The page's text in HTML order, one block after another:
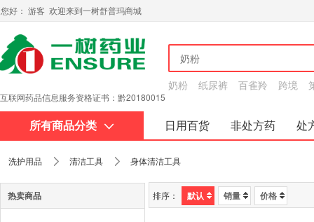
您好： 游客 欢迎来到一树舒普玛商城
互联网药品信息服务资格证书：黔20180015
奶粉 纸尿裤 百雀羚 跨境
所有商品分类 日用百货 非处方药
处
洗护用品 清洁工具 身体清洁工具
热卖商品 排序： 默认 销量 价格